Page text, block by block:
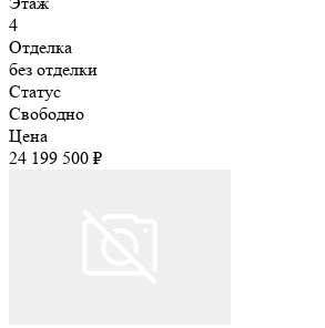
4
Отделка
без отделки
Статус
Свободно
Цена
24 199 500 ₽